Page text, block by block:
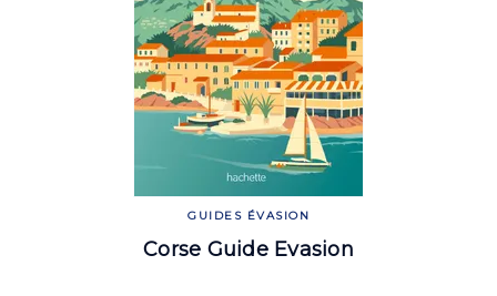
GUIDES ÉVASION
Corse Guide Evasion